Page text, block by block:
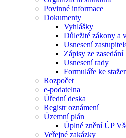
Povinné informace
Dokumenty
Vyhlášky
Důležité zákony a
Usnesení
Zápisy ze zasedání
Usnesení rady
Formuláře ke
Rozpočet
e-podatelna
Úřední deska
Registr oznámení
Územní plán
Úplné znění ÚP
Veřejné zakázky